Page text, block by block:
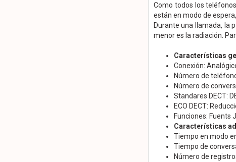
Como todos los
están en modo de
Durante una llamada, la
menor es la radiación.
Características
Conexión:
Número de
Número de
Standares DECT:
ECO DECT:
Funciones: Fuents
Características
Tiempo en modo
Tiempo de
Número de